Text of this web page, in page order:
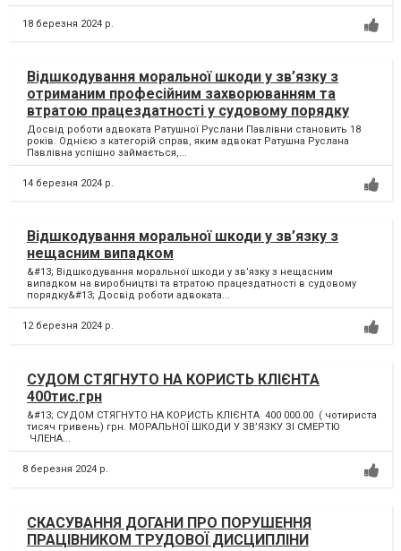
18 березня 2024 р.
Відшкодування моральної шкоди у зв’язку з
отриманим професійним захворюванням та
втратою працездатності у судовому порядку
Досвід роботи адвоката Ратушної Руслани Павлівни становить 18
років. Однією з категорій справ, яким адвокат Ратушна Руслана
Павлівна успішно займається,...
14 березня 2024 р.
Відшкодування моральної шкоди у зв’язку з
нещасним випадком
&#13; Відшкодування моральної шкоди у зв’язку з нещасним
випадком на виробництві та втратою працездатності в судовому
порядку&#13; Досвід роботи адвоката...
12 березня 2024 р.
СУДОМ СТЯГНУТО НА КОРИСТЬ КЛІЄНТА
400тис.грн
&#13; СУДОМ СТЯГНУТО НА КОРИСТЬ КЛІЄНТА 400 000.00 ( чотириста
тисяч гривень) грн. МОРАЛЬНОЇ ШКОДИ У ЗВ’ЯЗКУ ЗІ СМЕРТЮ
ЧЛЕНА...
8 березня 2024 р.
СКАСУВАННЯ ДОГАНИ ПРО ПОРУШЕННЯ
ПРАЦІВНИКОМ ТРУДОВОЇ ДИСЦИПЛІНИ